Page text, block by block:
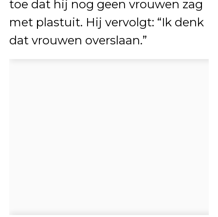
toe dat hij nog geen vrouwen zag
met plastuit. Hij vervolgt: “Ik denk
dat vrouwen overslaan.”